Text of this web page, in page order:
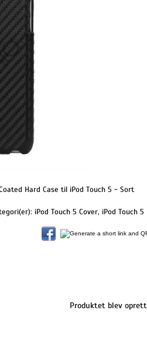
Hard Case til iPod Touch 5 - Sort
iPod Touch 5 Cover, iPod Touch 5
Produktet blev